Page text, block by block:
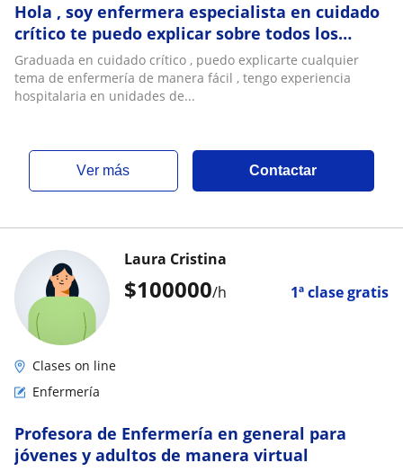
Hola , soy enfermera especialista en cuidado
crítico te puedo explicar sobre todos los
temas de enfermería o estudiar para examen
Graduada en cuidado crítico , puedo explicarte cualquier
tema de enfermería de manera fácil , tengo experiencia
hospitalaria en unidades de...
ver más Contactar
$100000/h 1ª clase gratis
Laura Cristina
Clases on line
Enfermería
Profesora de Enfermería en general para
jóvenes y adultos de manera virtual